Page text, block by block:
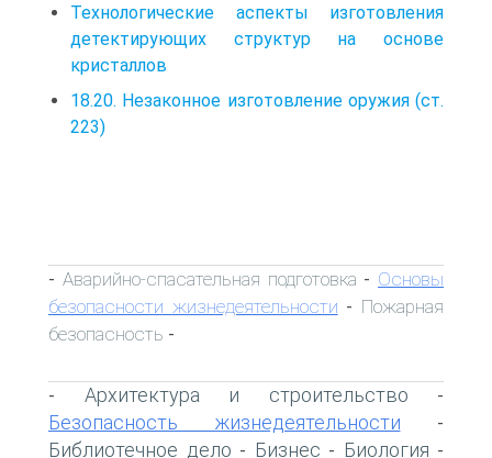
Технологические аспекты изготовления
детектирующих структур на основе
кристаллов
18.20. Незаконное изготовление оружия (ст.
223)
- Аварийно-спасательная подготовка - Основы
безопасности жизнедеятельности - Пожарная
безопасность -
- Архитектура и строительство -
Безопасность жизнедеятельности -
Библиотечное дело - Бизнес - Биология -